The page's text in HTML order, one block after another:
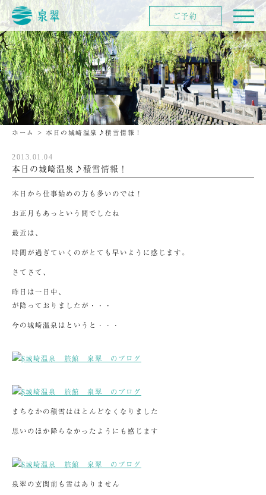
ホーム > 本日の城崎温泉♪積雪情報！
2013.01.04
本日の城崎温泉♪積雪情報！
本日から仕事始めの方も多いのでは！
お正月もあっという間でしたね
最近は、
時間が過ぎていくのがとても早いように感じます。
さてさて、
昨日は一日中、
が降っておりましたが・・・
今の城崎温泉はというと・・・
まちなかの積雪はほとんどなくなりました
思いのほか降らなかったようにも感じます
泉翠の玄関前も雪はありません
ご予約